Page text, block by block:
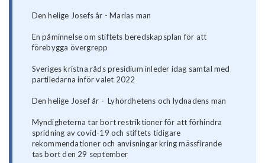
Den helige Josefs år - Marias man
En påminnelse om stiftets beredskapsplan för att
förebygga övergrepp
Sveriges kristna råds presidium inleder idag samtal med
partiledarna inför valet 2022
Den helige Josef år - Lyhördhetens och lydnadens man
Myndigheterna tar bort restriktioner för att förhindra
spridning av covid-19 och stiftets tidigare
rekommendationer och anvisningar kring mässfirande
tas bort den 29 september